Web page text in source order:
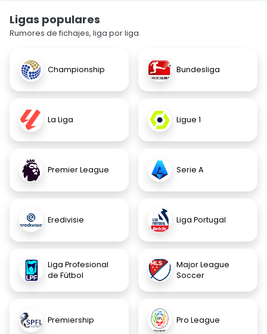
Ligas populares
Rumores de fichajes, liga por liga.
Championship Bundesliga
La Liga Ligue 1
Premier League Serie A
Eredivisie Liga Portugal
Liga Profesional
de Fútbol
Major League
Soccer
Premiership Pro League